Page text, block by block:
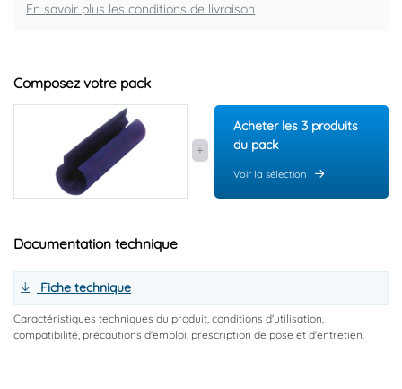
En savoir plus les conditions de livraison
Composez votre pack
Acheter les 3 produits
du pack
Voir la sélection
Documentation technique
Fiche technique
Caractéristiques techniques du produit, conditions d'utilisation,
compatibilité, précautions d'emploi, prescription de pose et d'entretien.